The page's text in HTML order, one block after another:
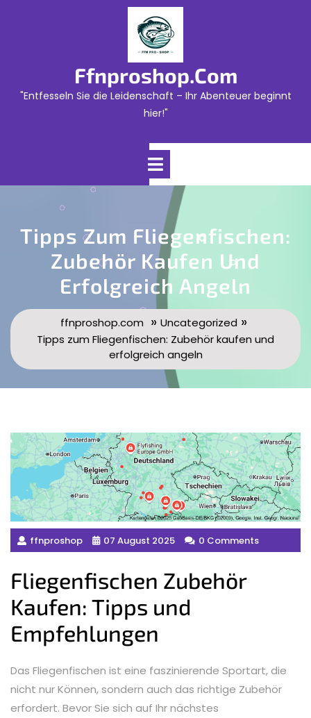
Ffnproshop.com
"Entfesseln Sie die Leidenschaft – Ihr Abenteuer beginnt
hier!"
Open
Tipps Zum Fliegenfischen:
Zubehör Kaufen Und
Erfolgreich Angeln
ffnproshop.com » Uncategorized »
Tipps zum Fliegenfischen: Zubehör kaufen und
erfolgreich angeln
ffnproshop 07 August 2025 0 Comments
Fliegenfischen Zubehör
Kaufen: Tipps und
Empfehlungen
Das Fliegenfischen ist eine faszinierende Sportart, die
nicht nur Können, sondern auch das richtige Zubehör
erfordert. Bevor Sie sich auf Ihr nächstes